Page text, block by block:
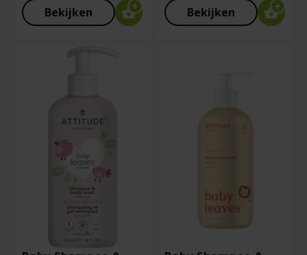
Bekijken
Bekijken